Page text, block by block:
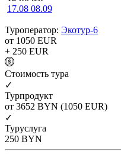
17.08 08.09
Туроператор: Экотур-6
от 1050 EUR
+ 250 EUR
Cтоимость тура
✓
Турпродукт
от 3652 BYN (1050 EUR)
✓
Туруслуга
250 BYN